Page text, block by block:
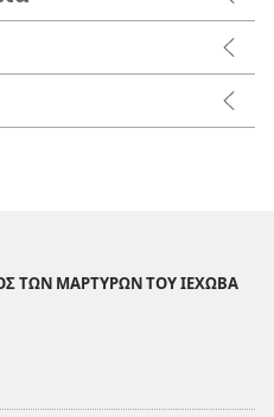
ΤΩΝ ΜΑΡΤΥΡΩΝ ΤΟΥ ΙΕΧΩΒΑ